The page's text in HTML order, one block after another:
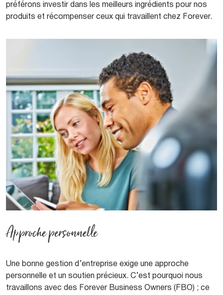
préférons investir dans les meilleurs ingrédients pour nos
produits et récompenser ceux qui travaillent chez Forever.
Approche personnelle
Une bonne gestion d’entreprise exige une approche
personnelle et un soutien précieux. C’est pourquoi nous
travaillons avec des Forever Business Owners (FBO) ; ce